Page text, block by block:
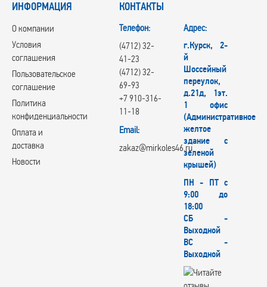
ИНФОРМАЦИЯ
О компании
Условия
соглашения
Пользовательское
соглашение
Политика
конфиденциальности
Оплата и
доставка
Новости
КОНТАКТЫ
Телефон:
(4712) 32-
41-23
(4712) 32-
69-93
+7 910-316-
11-18
Email:
zakaz@mirkoles46.ru
Адрес:
г.Курск, 2-
й
Шоссейный
переулок,
д.21д, 1эт.
1 офис
(Административное
желтое
здание с
зеленой
крышей)
ПН - ПТ с
9:00 до
18:00
СБ -
Выходной
ВС -
Выходной